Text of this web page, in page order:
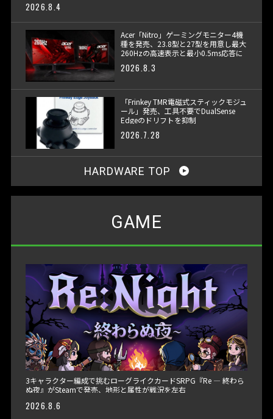
2026.8.4
Acer「Nitro」ゲーミングモニター4機
種を発売、23.8型と27型を用意し最大
260Hzの高速表示と最小0.5ms応答に
2026.8.3
「Frinkey TMR電磁式スティックモジュ
ール」発売、工具不要でDualSense
Edgeのドリフトを抑制
2026.7.28
HARDWARE TOP
GAME
3キャラクター編成で挑むローグライクカードSRPG『Re ― 終わら
ぬ夜』がSteamで発売、地形と属性が戦況を左右
2026.8.6